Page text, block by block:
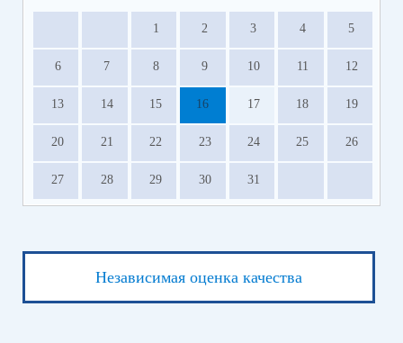
1 2 3 4 5
6 7 8 9 10 11 12
13 14 15 16 17 18 19
20 21 22 23 24 25 26
27 28 29 30 31
Независимая оценка качества